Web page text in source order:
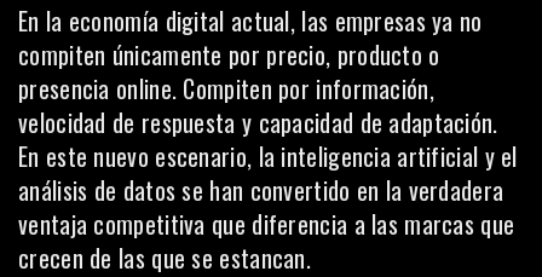
En la economía digital actual, las empresas ya no
compiten únicamente por precio, producto o
presencia online. Compiten por información,
velocidad de respuesta y capacidad de adaptación.
En este nuevo escenario, la inteligencia artificial y el
análisis de datos se han convertido en la verdadera
ventaja competitiva que diferencia a las marcas que
crecen de las que se estancan.